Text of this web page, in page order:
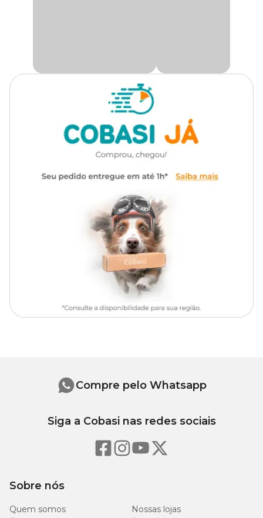
Durante o corte, ocorre o cruzamento entre lâmina e contra-
lâmina. Possibilita um corte preciso e sem rebarbas, que não deixa
marcas no galho e facilita a cicatrização.
Recomendações de Uso
- A tesoura é própria para poda de frutíferas, flores e plantas
- Conservar a ferramenta limpa, secando-a depois do uso e
aplicando gotas de óleo nas lâminas e articulações.
A lâmina é afiada. O contato pode resultar lesões. Manuseie com
cuidado e mantenha fora de alcançe das crianças.
- Para descarte dos produtos e embalagens siga as orientações de
Encontre a maior variedade de Acessórios para Jardim com os
Sobre nós
Quem somos
Nossas lojas
Compre pelo Whatsapp
Siga a Cobasi nas redes sociais